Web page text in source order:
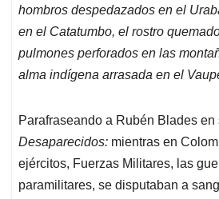
hombros despedazados en el
en el Catatumbo, el rostro
pulmones perforados en las
alma indígena arrasada en el
Parafraseando a Rubén Blades en
Desaparecidos: mientras en
ejércitos, Fuerzas Militares, las
paramilitares, se disputaban a